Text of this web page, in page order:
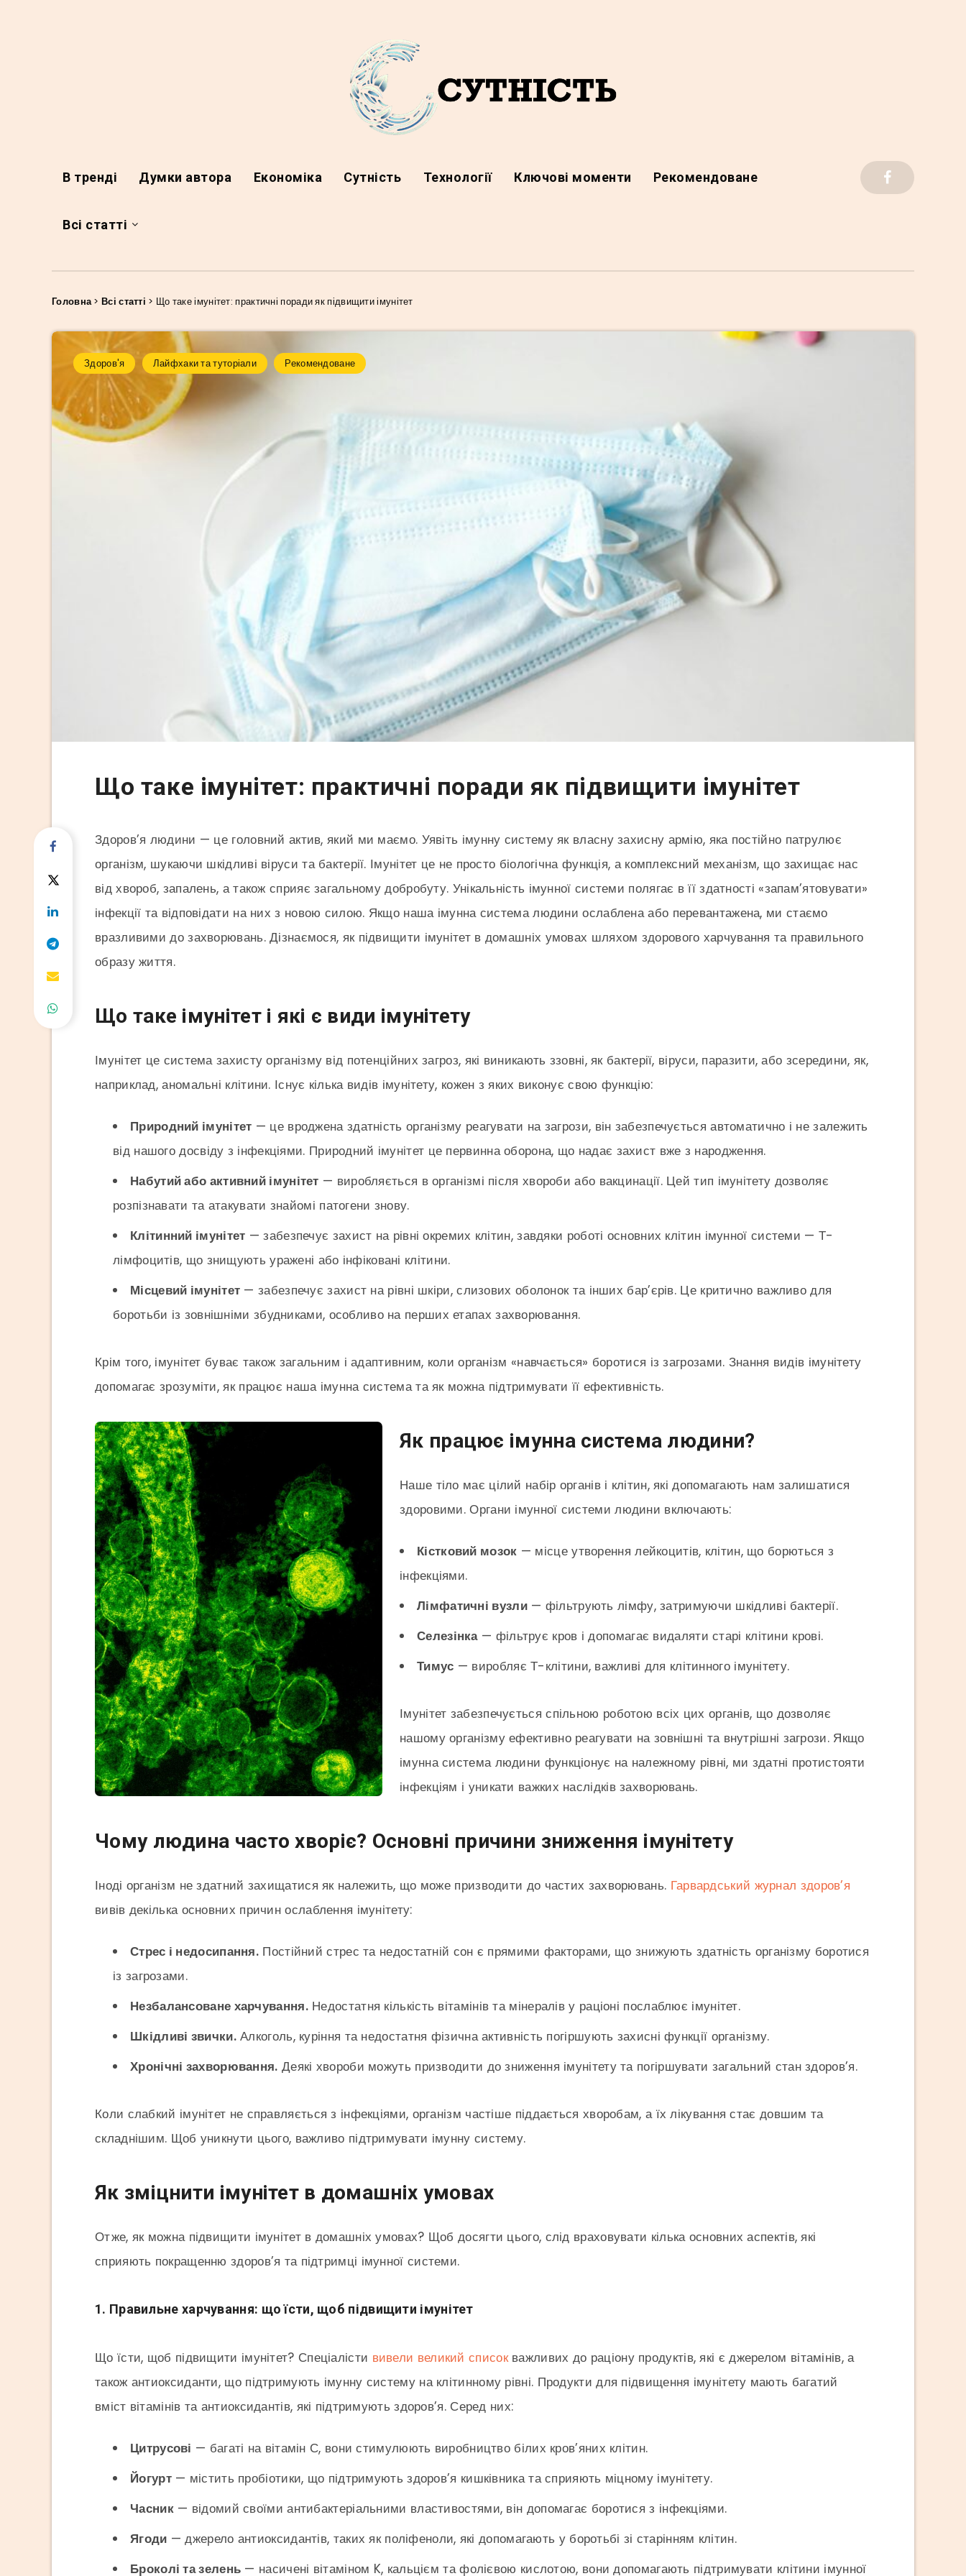
В тренді Думки автора Економіка Сутність Технології Ключові моменти Рекомендоване
Всі статті
Головна>Всі статті > Що таке імунітет: практичні поради як підвищити імунітет
Здоров'я Лайфхаки та туторіали Рекомендоване
Що таке імунітет: практичні поради як підвищити імунітет
Здоров’я людини — це головний актив, який ми маємо. Уявіть імунну систему як власну захисну армію, яка постійно патрулює
організм, шукаючи шкідливі віруси та бактерії. Імунітет це не просто біологічна функція, а комплексний механізм, що захищає нас
від хвороб, запалень, а також сприяє загальному добробуту. Унікальність імунної системи полягає в її здатності «запам’ятовувати»
інфекції та відповідати на них з новою силою. Якщо наша імунна система людини ослаблена або перевантажена, ми стаємо
вразливими до захворювань. Дізнаємося, як підвищити імунітет в домашніх умовах шляхом здорового харчування та правильного
образу життя.
Що таке імунітет і які є види імунітету
Імунітет це система захисту організму від потенційних загроз, які виникають ззовні, як бактерії, віруси, паразити, або зсередини, як,
наприклад, аномальні клітини. Існує кілька видів імунітету, кожен з яких виконує свою функцію:
Природний імунітет — це вроджена здатність організму реагувати на загрози, він забезпечується автоматично і не залежить
від нашого досвіду з інфекціями. Природний імунітет це первинна оборона, що надає захист вже з народження.
Набутий або активний імунітет — виробляється в організмі після хвороби або вакцинації. Цей тип імунітету дозволяє
розпізнавати та атакувати знайомі патогени знову.
Клітинний імунітет — забезпечує захист на рівні окремих клітин, завдяки роботі основних клітин імунної системи — Т-
лімфоцитів, що знищують уражені або інфіковані клітини.
Місцевий імунітет — забезпечує захист на рівні шкіри, слизових оболонок та інших бар’єрів. Це критично важливо для
боротьби із зовнішніми збудниками, особливо на перших етапах захворювання.
Крім того, імунітет буває також загальним і адаптивним, коли організм «навчається» боротися із загрозами. Знання видів імунітету
допомагає зрозуміти, як працює наша імунна система та як можна підтримувати її ефективність.
Як працює імунна система людини?
Наше тіло має цілий набір органів і клітин, які допомагають нам залишатися
здоровими. Органи імунної системи людини включають:
Кістковий мозок — місце утворення лейкоцитів, клітин, що борються з
інфекціями.
Лімфатичні вузли— фільтрують лімфу, затримуючи шкідливі бактерії.
Селезінка— фільтрує кров і допомагає видаляти старі клітини крові.
Тимус — виробляє Т-клітини, важливі для клітинного імунітету.
Імунітет забезпечується спільною роботою всіх цих органів, що дозволяє
нашому організму ефективно реагувати на зовнішні та внутрішні загрози. Якщо
імунна система людини функціонує на належному рівні, ми здатні протистояти
інфекціям і уникати важких наслідків захворювань.
Чому людина часто хворіє? Основні причини зниження імунітету
Іноді організм не здатний захищатися як належить, що може призводити до частих захворювань. Гарвардський журнал здоров’я
вивів декілька основних причин ослаблення імунітету:
Стрес і недосипання. Постійний стрес та недостатній сон є прямими факторами, що знижують здатність організму боротися
із загрозами.
Незбалансоване харчування.Недостатня кількість вітамінів та мінералів у раціоні послаблює імунітет.
Шкідливі звички.Алкоголь, куріння та недостатня фізична активність погіршують захисні функції організму.
Хронічні захворювання. Деякі хвороби можуть призводити до зниження імунітету та погіршувати загальний стан здоров’я.
Коли слабкий імунітет не справляється з інфекціями, організм частіше піддається хворобам, а їх лікування стає довшим та
складнішим. Щоб уникнути цього, важливо підтримувати імунну систему.
Як зміцнити імунітет в домашніх умовах
Отже, як можна підвищити імунітет в домашніх умовах? Щоб досягти цього, слід враховувати кілька основних аспектів, які
сприяють покращенню здоров’я та підтримці імунної системи.
1. Правильне харчування: що їсти, щоб підвищити імунітет
Що їсти, щоб підвищити імунітет? Спеціалісти вивели великий списокважливих до раціону продуктів, які є джерелом вітамінів, а
також антиоксиданти, що підтримують імунну систему на клітинному рівні. Продукти для підвищення імунітету мають багатий
вміст вітамінів та антиоксидантів, які підтримують здоров’я. Серед них:
Цитрусові — багаті на вітамін С, вони стимулюють виробництво білих кров’яних клітин.
Йогурт— містить пробіотики, що підтримують здоров’я кишківника та сприяють міцному імунітету.
Часник— відомий своїми антибактеріальними властивостями, він допомагає боротися з інфекціями.
Ягоди — джерело антиоксидантів, таких як поліфеноли, які допомагають у боротьбі зі старінням клітин.
Броколі та зелень — насичені вітаміном K, кальцієм та фолієвою кислотою, вони допомагають підтримувати клітини імунної